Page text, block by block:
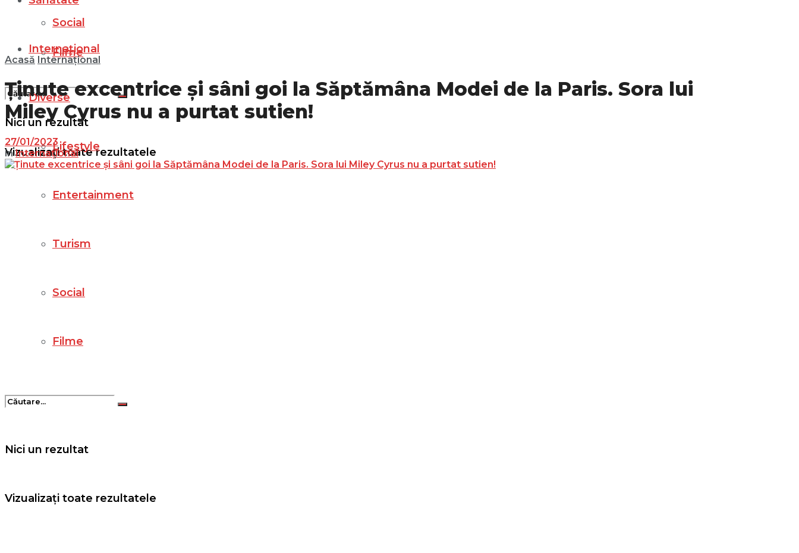
Social
Filme
Nici un rezultat
Vizualizați toate rezultatele
Internațional
Diverse
Lifestyle
Entertainment
Turism
Social
Filme
Nici un rezultat
Vizualizați toate rezultatele
Acasă Internațional
Ținute excentrice și sâni goi la Săptămâna Modei de la Paris. Sora lui
Miley Cyrus nu a purtat sutien!
27/01/2023
in Internațional